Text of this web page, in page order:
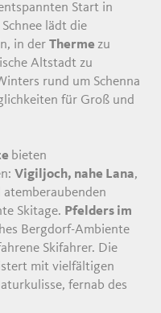
Start in
lädt die
in derThermezu
Altstadt zu
rund um Schenna
für Groß und
bieten
Vigiljoch, nahe Lana,
Skitage. Pfelders im
Bergdorf-Ambiente
Skifahrer. Die
mit vielfältigen
fernab des